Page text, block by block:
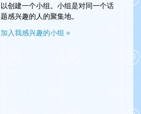
以创建一个小组。小组是对同一个话
题感兴趣的人的聚集地。
加入我感兴趣的小组 »